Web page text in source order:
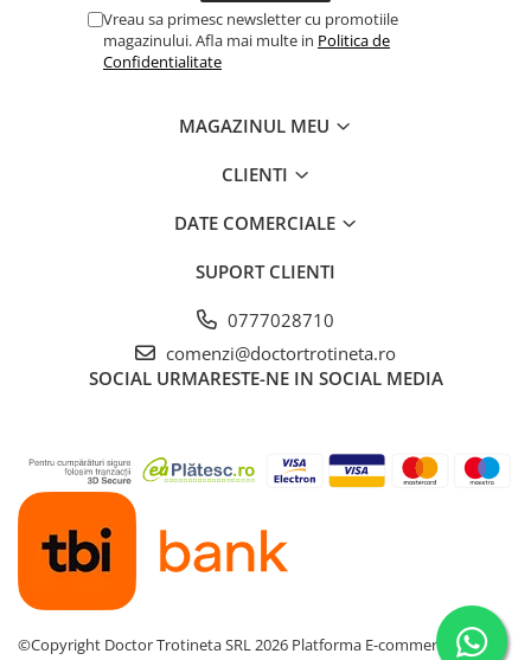
Vreau sa primesc newsletter cu promotiile
magazinului. Afla mai multe in Politica de
Confidentialitate
MAGAZINUL MEU
CLIENTI
DATE COMERCIALE
SUPORT CLIENTI
0777028710
comenzi@doctortrotineta.ro
SOCIAL URMARESTE-NE IN SOCIAL MEDIA
©Copyright Doctor Trotineta SRL 2026 Platforma E-commerce by